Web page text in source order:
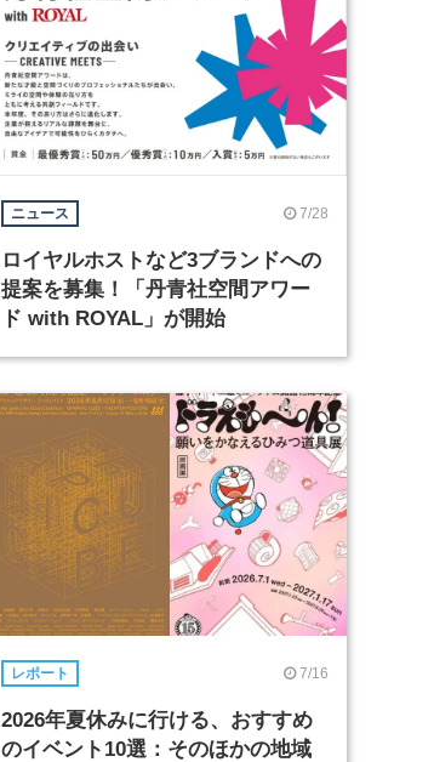
ニュース 7/28
ロイヤルホストなど3ブランドへの
提案を募集！「丹青社空間アワー
ド with ROYAL」が開始
レポート 7/16
2026年夏休みに行ける、おすすめ
のイベント10選：そのほかの地域